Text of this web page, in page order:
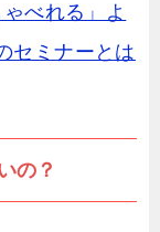
べれる」よ
セミナーとは
の？